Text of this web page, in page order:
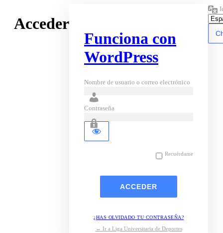
Acceder
Funciona con
WordPress
Nombre de usuario o correo electrónico
Contraseña
Recuérdame
¿HAS OLVIDADO TU CONTRASEÑA?
← Ir a Liga Universitaria de Deportes